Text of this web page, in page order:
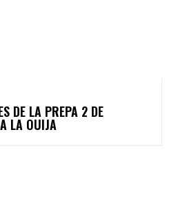
DE LA PREPA 2 DE
LA OUIJA